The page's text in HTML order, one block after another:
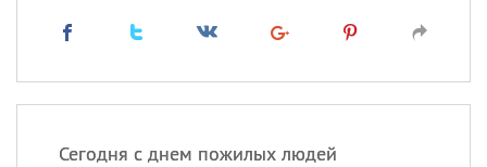
Сегодня с днем пожилых людей